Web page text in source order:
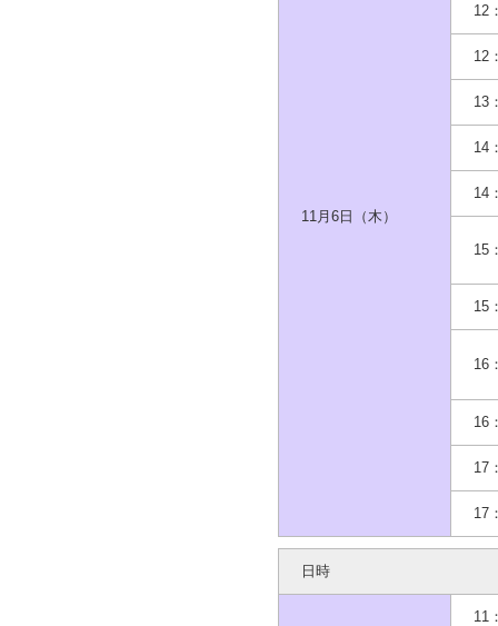
11月6日（木）
12
12
13
14
14
15
15
16
16
17
17
日時
11